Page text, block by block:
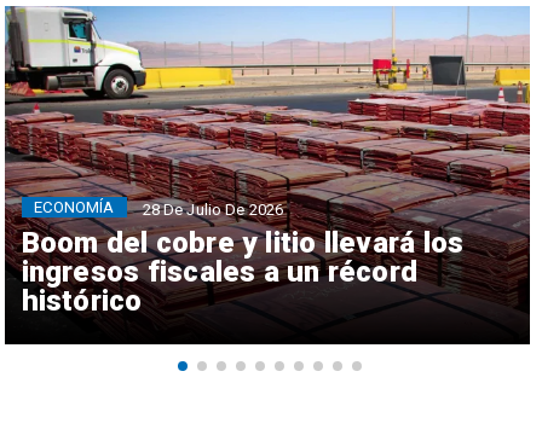
Boom del cobre y litio llevará los
ingresos fiscales a un récord
histórico
ECONOMÍA 28 De Julio De 2026